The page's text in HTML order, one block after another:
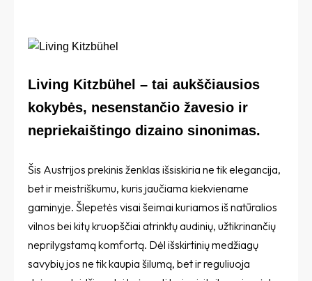
Living Kitzbühel – tai aukščiausios
kokybės, nesenstančio žavesio ir
nepriekaištingo dizaino sinonimas.
Šis Austrijos prekinis ženklas išsiskiria ne tik elegancija,
bet ir meistriškumu, kuris jaučiama kiekviename
gaminyje. Šlepetės visai šeimai kuriamos iš natūralios
vilnos bei kitų kruopščiai atrinktų audinių, užtikrinančių
neprilygstamą komfortą. Dėl išskirtinių medžiagų
savybių jos ne tik kaupia šilumą, bet ir reguliuoja